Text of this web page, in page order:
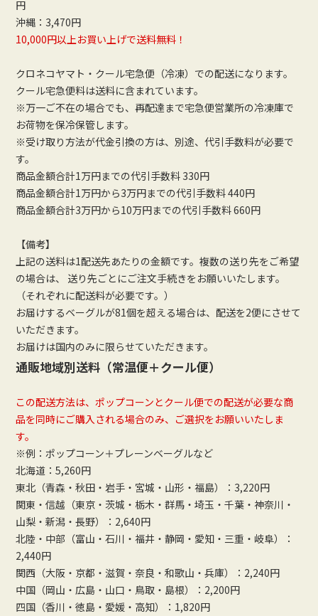
円
沖縄：3,470円
10,000円以上お買い上げで送料無料！
クロネコヤマト・クール宅急便（冷凍）での配送になります。
クール宅急便料は送料に含まれています。
※万一ご不在の場合でも、再配達まで宅急便営業所の冷凍庫で
お荷物を保冷保管します。
※受け取り方法が代金引換の方は、別途、代引手数料が必要で
す。
商品金額合計1万円までの代引手数料 330円
商品金額合計1万円から3万円までの代引手数料 440円
商品金額合計3万円から10万円までの代引手数料 660円
【備考】
上記の送料は1配送先あたりの金額です。複数の送り先をご希望
の場合は、 送り先ごとにご注文手続きをお願いいたします。
（それぞれに配送料が必要です。）
お届けするベーグルが81個を超える場合は、配送を2便にさせて
いただきます。
お届けは国内のみに限らせていただきます。
通販地域別送料（常温便＋クール便）
この配送方法は、ポップコーンとクール便での配送が必要な商
品を同時にご購入される場合のみ、ご選択をお願いいたしま
す。
※例：ポップコーン＋プレーンベーグルなど
北海道：5,260円
東北（青森・秋田・岩手・宮城・山形・福島）：3,220円
関東・信越（東京・茨城・栃木・群馬・埼玉・千葉・神奈川・
山梨・新潟・長野）：2,640円
北陸・中部（富山・石川・福井・静岡・愛知・三重・岐阜）：
2,440円
関西（大阪・京都・滋賀・奈良・和歌山・兵庫）：2,240円
中国（岡山・広島・山口・鳥取・島根）：2,200円
四国（香川・徳島・愛媛・高知）：1,820円